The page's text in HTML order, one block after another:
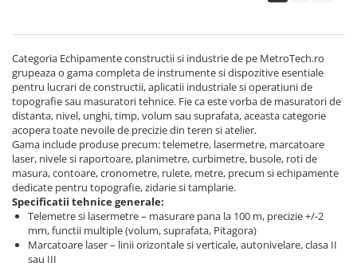
Categoria Echipamente constructii si industrie de pe MetroTech.ro
grupeaza o gama completa de instrumente si dispozitive esentiale
pentru lucrari de constructii, aplicatii industriale si operatiuni de
topografie sau masuratori tehnice. Fie ca este vorba de masuratori de
distanta, nivel, unghi, timp, volum sau suprafata, aceasta categorie
acopera toate nevoile de precizie din teren si atelier.
Gama include produse precum: telemetre, lasermetre, marcatoare
laser, nivele si raportoare, planimetre, curbimetre, busole, roti de
masura, contoare, cronometre, rulete, metre, precum si echipamente
dedicate pentru topografie, zidarie si tamplarie.
Specificatii tehnice generale:
Telemetre si lasermetre – masurare pana la 100 m, precizie +/-2
mm, functii multiple (volum, suprafata, Pitagora)
Marcatoare laser – linii orizontale si verticale, autonivelare, clasa II
sau III